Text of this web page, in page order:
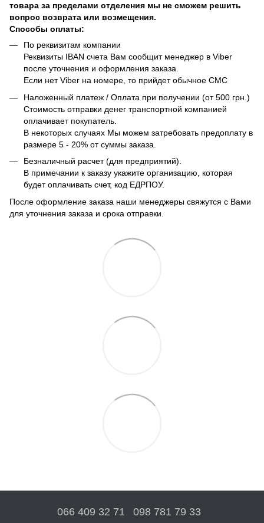
товара за пределами отделения мы не сможем решить
вопрос возврата или возмещения.
Способы оплаты:
По реквизитам компании
Реквизиты IBAN счета Вам сообщит менеджер в Viber
после уточнения и оформления заказа.
Если нет Viber на номере, то прийдет обычное СМС
Наложенный платеж / Оплата при получении (от 500 грн.)
Стоимость отправки денег транспортной компанией
оплачивает покупатель.
В некоторых случаях Мы можем затребовать предоплату в
размере 5 - 20% от суммы заказа.
Безналичный расчет (для предприятий).
В примечании к заказу укажите организацию, которая
будет оплачивать счет, код ЕДРПОУ.
После оформление заказа наши менеджеры свяжутся с Вами
для уточнения заказа и срока отправки.
066 409 32 71 098 781 79 33